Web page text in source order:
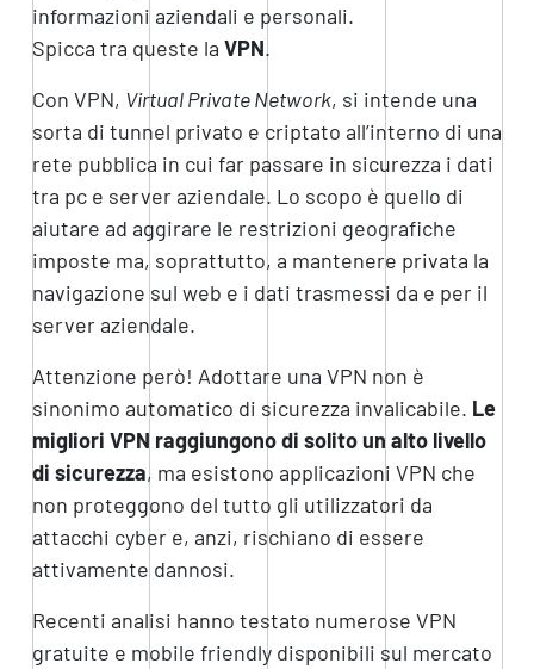
informazioni aziendali e personali.
Spicca tra queste la VPN.
Con VPN, Virtual Private Network, si intende una
sorta di tunnel privato e criptato all’interno di una
rete pubblica in cui far passare in sicurezza i dati
tra pc e server aziendale. Lo scopo è quello di
aiutare ad aggirare le restrizioni geografiche
imposte ma, soprattutto, a mantenere privata la
navigazione sul web e i dati trasmessi da e per il
server aziendale.
Attenzione però! Adottare una VPN non è
sinonimo automatico di sicurezza invalicabile. Le
migliori VPN raggiungono di solito un alto livello
di sicurezza, ma esistono applicazioni VPN che
non proteggono del tutto gli utilizzatori da
attacchi cyber e, anzi, rischiano di essere
attivamente dannosi.
Recenti analisi hanno testato numerose VPN
gratuite e mobile friendly disponibili sul mercato